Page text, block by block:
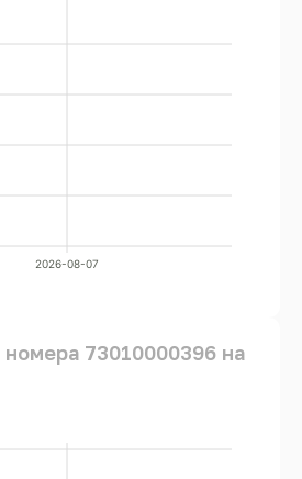
2026-08-07
номера 73010000396 на